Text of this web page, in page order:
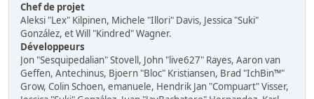
Chef de projet
Aleksi "Lex" Kilpinen, Michele "Illori" Davis, Jessica "Suki"
González, et Will "Kindred" Wagner.
Développeurs
Jon "Sesquipedalian" Stovell, John "live627" Rayes, Aaron van
Geffen, Antechinus, Bjoern "Bloc" Kristiansen, Brad "IchBin™"
Grow, Colin Schoen, emanuele, Hendrik Jan "Compuart" Visser,